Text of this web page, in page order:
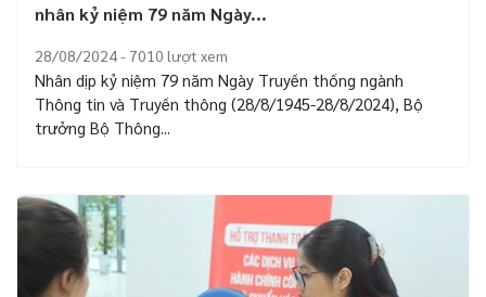
nhân kỷ niệm 79 năm Ngày...
28/08/2024 - 7010 lượt xem
Nhân dịp kỷ niệm 79 năm Ngày Truyền thống ngành
Thông tin và Truyền thông (28/8/1945-28/8/2024), Bộ
trưởng Bộ Thông...